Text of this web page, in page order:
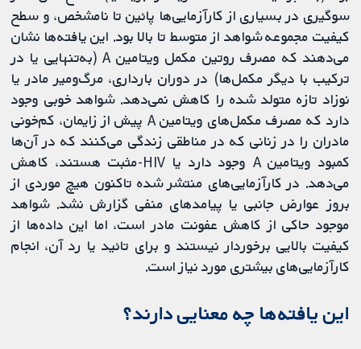
سوگیری در بسیاری از کارآزمایی‌ها پائین تا نامشخص، و سطح
کیفیت مجموعه شواهد از متوسط ​​تا بالا بود. این یافته‌ها نشان
می‌دهند که مصرف روتین مکمل ویتامین A (به‌تنهایی یا در
ترکیب با دیگر مکمل‌ها) در دوران بارداری، مرگ‌ومیر مادر یا
نوزاد تازه متولد شده را کاهش نمی‌دهد. شواهد خوبی وجود
دارد که مصرف مکمل‌های ویتامین A پیش از زایمان، کم‌خونی
مادران را در زنانی که در مناطقی زندگی می‌کنند که در آن‌ها
کمبود ویتامین A وجود دارد یا HIV-مثبت هستند، کاهش
می‌دهد. در کارآزمایی‌های منتشر شده تاکنون هیچ موردی از
بروز عوارض جانبی یا پیامدهای منفی گزارش نشد. شواهد
موجود حاکی از کاهش عفونت مادر است، اما این داده‌ها از
کیفیت بالایی برخوردار نیستند و برای تائید یا رد آن، انجام
کارآزمایی‌های بیشتری مورد نیاز است.
این یافته‌ها چه معنایی دارند؟